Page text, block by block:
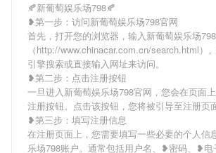
🍂新葡萄娱乐场798🍂
❥第一步：访问新葡萄娱乐场798官网
首先，打开您的浏览器，输入新葡萄娱乐场
（http://www.chinacar.com.cn/search.html）
引擎搜索或直接输入网址来访问。
❥第二步：点击注册按钮
一旦进入新葡萄娱乐场798官网，您会在页面
注册按钮。点击该按钮，您将被引导至注册页面
❥第三步：填写注册信息
在注册页面上，您需要填写一些必要的个人信
乐场798账户。通常包括用户名、❥密码、❥